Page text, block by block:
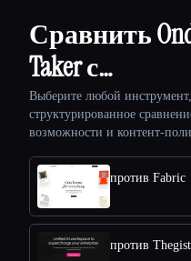
Сравнить
Taker с…
Выберите любой
структурированное
возможности и контент-
против Fabric
против Thegist